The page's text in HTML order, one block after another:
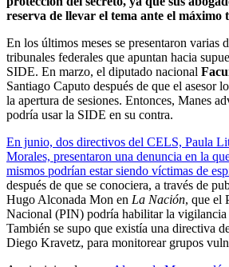
reserva de llevar el tema ante el máximo
En los últimos meses se presentaron varias
tribunales federales que apuntan hacia
SIDE. En marzo, el diputado nacional
Santiago Caputo después de que el asesor
la apertura de sesiones. Entonces, Manes
podría usar la SIDE en su contra.
En junio, dos directivos del CELS, Paula
Morales, presentaron una denuncia en la
mismos podrían estar siendo víctimas de
después de que se conociera, a través de
Hugo Alconada Mon en La Nación, que el
Nacional (PIN) podría habilitar la vigilancia
También se supo que existía una directiva
Diego Kravetz, para monitorear grupos